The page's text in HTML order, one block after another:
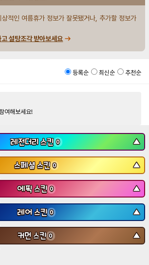
상적인 여름휴가 정보가 잘못됐거나, 추가할 정보가
설탕조각 받아보세요
등록순 최신순 추천순
여해보세요!
레전더리 스킨 0 ▼
스페셜 스킨 0 ▼
에픽 스킨 0 ▼
레어 스킨 0 ▼
커먼 스킨 0 ▼